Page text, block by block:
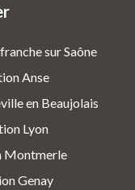
sur Saône
Anse
en Beaujolais
Lyon
Montmerle
Genay